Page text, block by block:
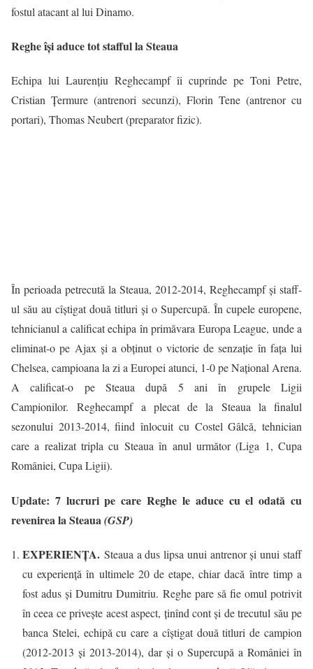
fostul atacant al lui Dinamo.
Reghe își aduce tot stafful la Steaua
Echipa lui Laurențiu Reghecampf îi cuprinde pe Toni Petre,
Cristian Țermure (antrenori secunzi), Florin Tene (antrenor cu
portari), Thomas Neubert (preparator fizic).
În perioada petrecută la Steaua, 2012-2014, Reghecampf și staff-
ul său au cîștigat două titluri și o Supercupă. În cupele europene,
tehnicianul a calificat echipa în primăvara Europa League, unde a
eliminat-o pe Ajax și a obținut o victorie de senzație în fața lui
Chelsea, campioana la zi a Europei atunci, 1-0 pe Național Arena.
A calificat-o pe Steaua după 5 ani în grupele Ligii
Campionilor. Reghecampf a plecat de la Steaua la finalul
sezonului 2013-2014, fiind înlocuit cu Costel Gâlcă, tehnician
care a realizat tripla cu Steaua în anul următor (Liga 1, Cupa
României, Cupa Ligii).
Update: 7 lucruri pe care Reghe le aduce cu el odată cu
revenirea la Steaua(GSP)
EXPERIENȚA. Steaua a dus lipsa unui antrenor și unui staff
cu experiență în ultimele 20 de etape, chiar dacă între timp a
fost adus și Dumitru Dumitriu. Reghe pare să fie omul potrivit
în ceea ce privește acest aspect, ținînd cont și de trecutul său pe
banca Stelei, echipă cu care a cîștigat două titluri de campion
(2012-2013 și 2013-2014), dar și o Supercupă a României în